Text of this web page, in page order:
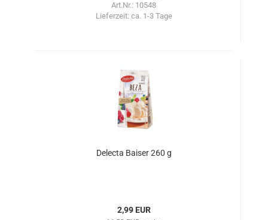
Art.Nr.: 10548
Lieferzeit: ca. 1-3 Tage
Delecta Baiser 260 g
2,99 EUR